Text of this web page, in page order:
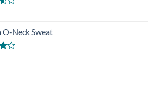
O-Neck Sweat